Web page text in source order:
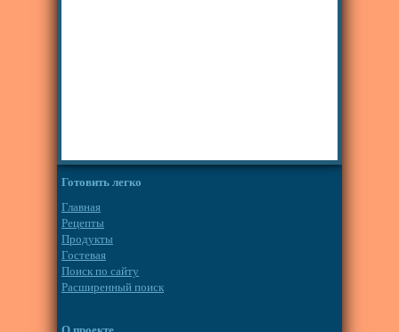
Готовить легко
Главная
Рецепты
Продукты
Гостевая
Поиск по сайту
Расширенный поиск